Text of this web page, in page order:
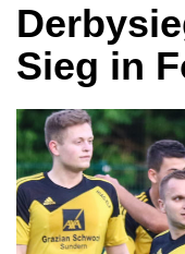
Sieg in